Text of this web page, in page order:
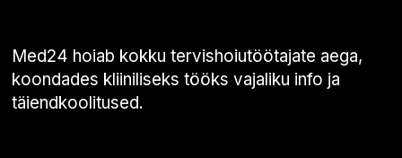
Med24 hoiab kokku tervishoiutöötajate aega,
koondades kliiniliseks tööks vajaliku info ja
täiendkoolitused.